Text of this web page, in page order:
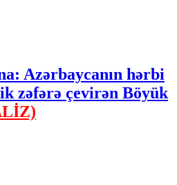
Azərbaycanın hərbi
zəfərə çevirən Böyük